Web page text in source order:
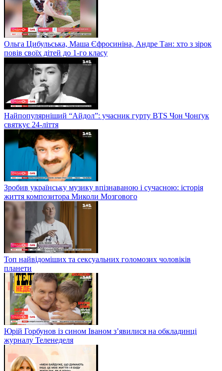
Ольга Цибульська, Маша Єфросиніна, Андре Тан: хто з зірок
повів своїх дітей до 1-го класу
Найпопулярніший “Айдол”: учасник гурту BTS Чон Чонґук
святкує 24-ліття
Зробив українську музику впізнаваною і сучасною: історія
життя композитора Миколи Мозгового
Топ найвідоміших та сексуальних голомозих чоловіків
планети
Юрій Горбунов із сином Іваном з’явилися на обкладинці
журналу Теленеделя